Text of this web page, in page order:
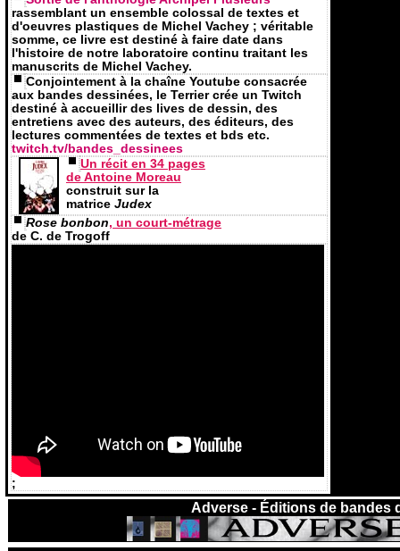
rassemblant un ensemble colossal de textes et
d'oeuvres plastiques de Michel Vachey ; véritable
somme, ce livre est destiné à faire date dans
l'histoire de notre laboratoire continu traitant les
manuscrits de Michel Vachey.
Conjointement à la chaîne Youtube consacrée
aux bandes dessinées, le Terrier crée un Twitch
destiné à accueillir des lives de dessin, des
entretiens avec des auteurs, des éditeurs, des
lectures commentées de textes et bds etc.
twitch.tv/bandes_dessinees
Un récit en 34 pages
de Antoine Moreau
construit sur la
matrice Judex
Rose bonbon, un court-métrage
de C. de Trogoff
;
Adverse - Éditions de bandes